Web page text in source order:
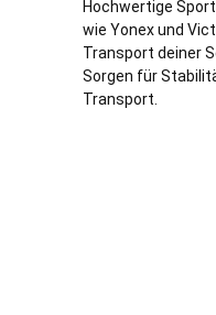
Hochwertige
wie Yonex und
Transport deiner
Sorgen für
Transport.